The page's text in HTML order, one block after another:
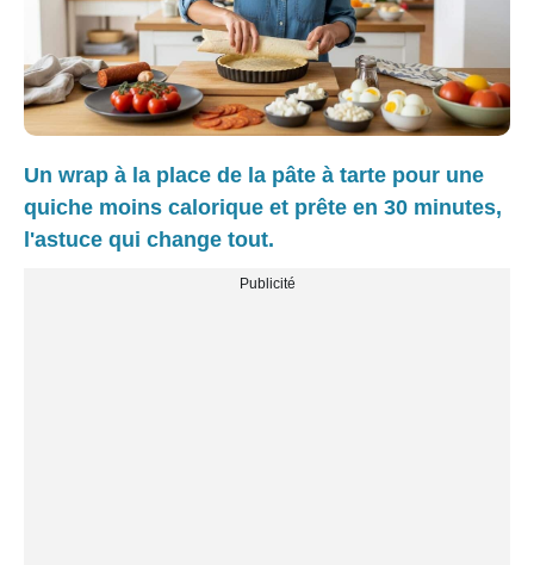
Un wrap à la place de la pâte à tarte pour une
quiche moins calorique et prête en 30 minutes,
l'astuce qui change tout.